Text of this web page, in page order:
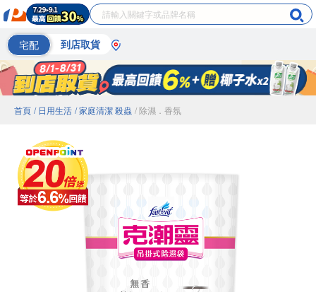
宅配 到店取貨
首頁 / 日用生活 / 家庭清潔 殺蟲 / 除濕．香氛